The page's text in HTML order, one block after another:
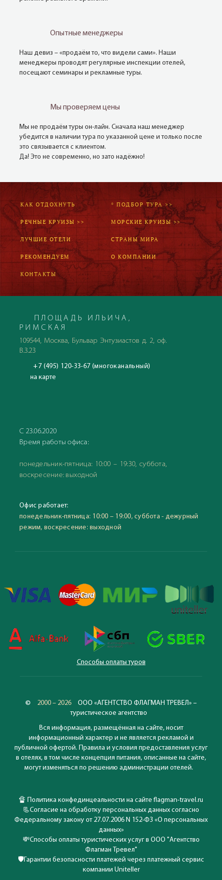
Опытные менеджеры
Наш девиз – «продаём то, что видели сами». Наши
менеджеры проводят регулярные инспекции отелей,
посещают семинары и рекламные туры.
Мы проверяем цены
Мы не продаём туры он-лайн. Сначала наш менеджер
убедится в наличии тура по указанной цене и только после
это связывается с клиентом.
Да! Это не современно, но зато надёжно!
КАК ОТДОХНУТЬ * ПОДБОР ТУРА >>
РЕЧНЫЕ КРУИЗЫ >> МОРСКИЕ КРУИЗЫ >>
ЛУЧШИЕ ОТЕЛИ СТРАНЫ МИРА
РЕКОМЕНДУЕМ О КОМПАНИИ
КОНТАКТЫ
ПЛОЩАДЬ ИЛЬИЧА,
РИМСКАЯ
109544, Москва, Бульвар Энтузиастов д. 2, оф.
В.3.23
+7 (495) 120-33-67 (многоканальный)
на карте
С 23.06.2020
Время работы офиса:
понедельник-пятница: 10:00 – 19:30, суббота,
воскресение: выходной
Офис работает:
понедельник-пятница: 10:00 – 19:00, суббота - дежурный
режим, воскресение: выходной
Способы оплаты туров
© 2000 – 2026
ООО «АГЕНТСТВО ФЛАГМАН ТРЕВЕЛ» –
туристическое агентство
Вся информация, размещённая на сайте, носит
информационный характер и не является рекламой и
публичной офертой. Правила и условия предоставления услуг
в отелях, в том числе концепция питания, описанные на сайте,
могут изменяться по решению администрации отелей.
🔏 Политика конфединцеальности на сайте flagman-travel.ru
📃Согласие на обработку персональных данных согласно
Федеральному закону от 27.07.2006 N 152-ФЗ «О персональных
данных»
💸Способы оплаты туристических услуг в ООО "Агентство
Флагман Тревел"
🛡️Гарантии безопасности платежей через платежный сервис
компании Uniteller